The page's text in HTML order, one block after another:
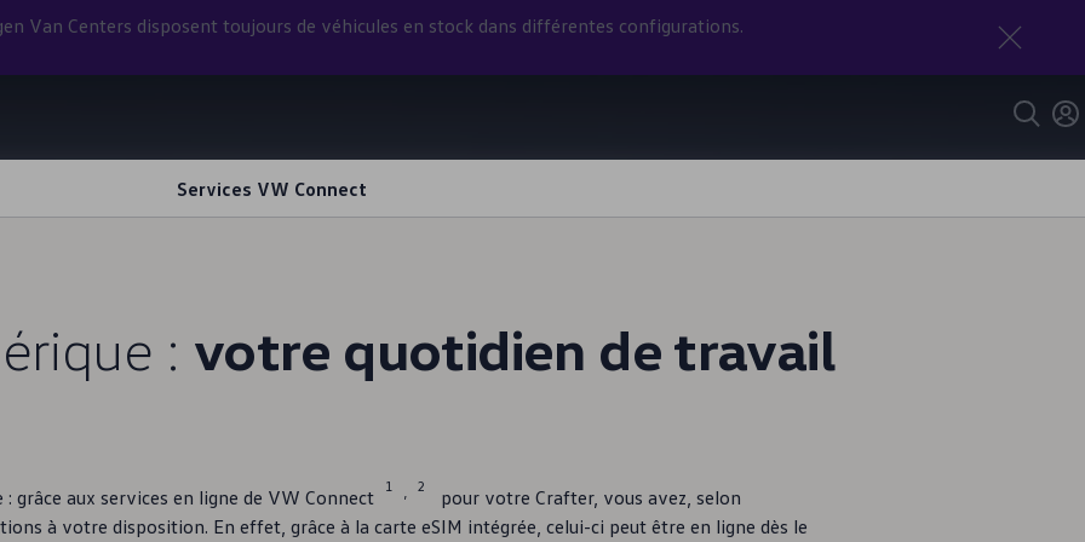
Van Centers disposent toujours de véhicules en stock dans différentes configurations.
Services VW Connect
: votre quotidien de travail
grâce aux services en ligne de VW Connect 1 , 2
pour votre Crafter, vous avez, selon
à votre disposition. En effet, grâce à la carte eSIM intégrée, celui-ci peut être en ligne dès le